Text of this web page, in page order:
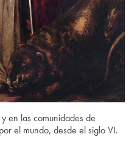
en las comunidades de
el mundo, desde el siglo VI.